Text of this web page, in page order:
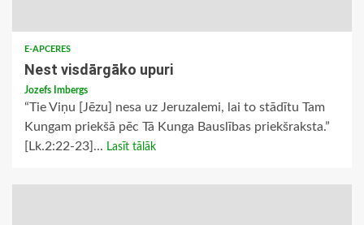
E-APCERES
Nest visdārgāko upuri
Jozefs Imbergs
“Tie Viņu [Jēzu] nesa uz Jeruzalemi, lai to stādītu Tam
Kungam priekšā pēc Tā Kunga Bauslības priekšraksta.”
[Lk.2:22-23]... Lasīt tālāk